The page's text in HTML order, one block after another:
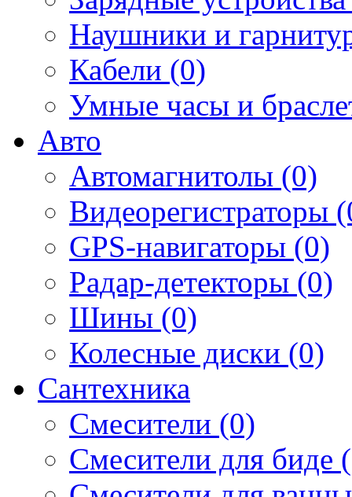
Наушники и
Кабели (0)
Умные часы и
Авто
Автомагнитолы (0)
Видеорегистраторы
GPS-навигаторы (0)
Радар-детекторы (0)
Шины (0)
Колесные диски (0)
Сантехника
Смесители (0)
Смесители для биде